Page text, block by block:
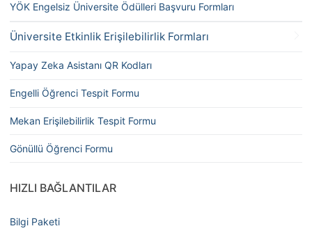
YÖK Engelsiz Üniversite Ödülleri Başvuru Formları
Üniversite Etkinlik Erişilebilirlik Formları
Yapay Zeka Asistanı QR Kodları
Engelli Öğrenci Tespit Formu
Mekan Erişilebilirlik Tespit Formu
Gönüllü Öğrenci Formu
HIZLI BAĞLANTILAR
Bilgi Paketi